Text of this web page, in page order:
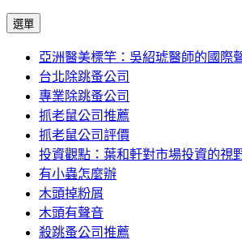
選單
內
容
區
亞洲醫美標竿：吳紹琥醫師的國際
台北除跳蚤公司
專業除跳蚤公司
抓老鼠公司推薦
抓老鼠公司評價
投資觀點：葉和軒對市場投資的視
有小蟲怎麼辦
木頭掉粉屑
木頭有聲音
殺跳蚤公司推薦